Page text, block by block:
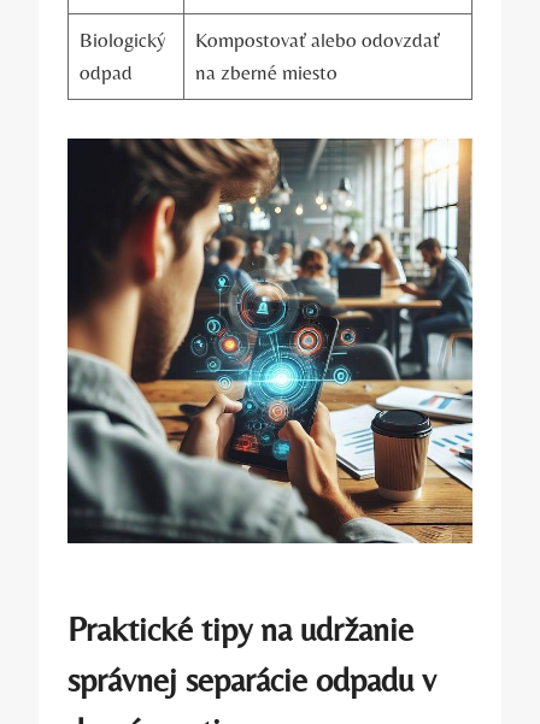
Biologický
odpad
Kompostovať alebo odovzdať
na zberné miesto
Praktické tipy na udržanie
správnej separácie odpadu v